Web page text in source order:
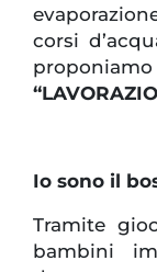
corsi
Io sono il
Tramite
bambini